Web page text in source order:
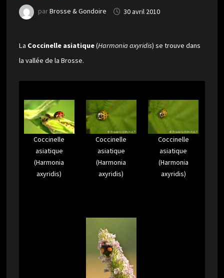
parBrosse & Gondoire 30 avril 2010
La Coccinelle asiatique(Harmonia axyridis) se trouve dans
la vallée de la Brosse.
Coccinelle
asiatique
(Harmonia
axyridis)
Coccinelle
asiatique
(Harmonia
axyridis)
Coccinelle
asiatique
(Harmonia
axyridis)